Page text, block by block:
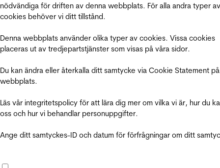
nödvändiga för driften av denna webbplats. För alla andra typer av
cookies behöver vi ditt tillstånd.
Denna webbplats använder olika typer av cookies. Vissa cookies
placeras ut av tredjepartstjänster som visas på våra sidor.
Du kan ändra eller återkalla ditt samtycke via Cookie Statement
webbplats.
Läs vår integritetspolicy för att lära dig mer om vilka vi är, hur du
oss och hur vi behandlar personuppgifter.
Ange ditt samtyckes-ID och datum för förfrågningar om ditt